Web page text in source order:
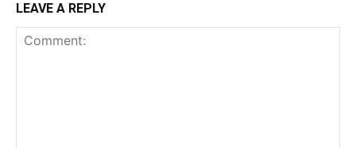
LEAVE A REPLY